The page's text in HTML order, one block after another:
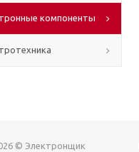
компоненты
© Электронщик